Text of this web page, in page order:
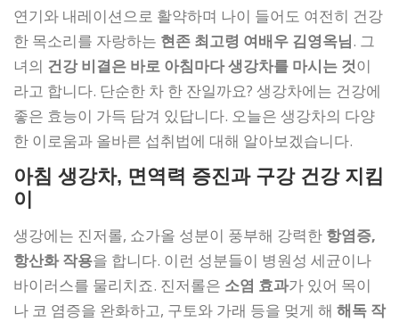
연기와 내레이션으로 활약하며 나이 들어도 여전히 건강
한 목소리를 자랑하는 현존 최고령 여배우 김영옥님. 그
녀의 건강 비결은 바로 아침마다 생강차를 마시는 것이
라고 합니다. 단순한 차 한 잔일까요? 생강차에는 건강에
좋은 효능이 가득 담겨 있답니다. 오늘은 생강차의 다양
한 이로움과 올바른 섭취법에 대해 알아보겠습니다.
아침 생강차, 면역력 증진과 구강 건강 지킴
이
생강에는 진저롤, 쇼가올 성분이 풍부해 강력한 항염증,
항산화 작용을 합니다. 이런 성분들이 병원성 세균이나
바이러스를 물리치죠. 진저롤은 소염 효과가 있어 목이
나 코 염증을 완화하고, 구토와 가래 등을 멎게 해 해독 작